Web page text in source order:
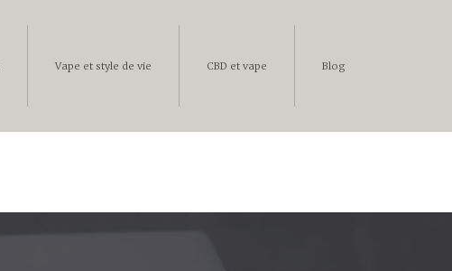
Vape et style de vie CBD et vape Blog